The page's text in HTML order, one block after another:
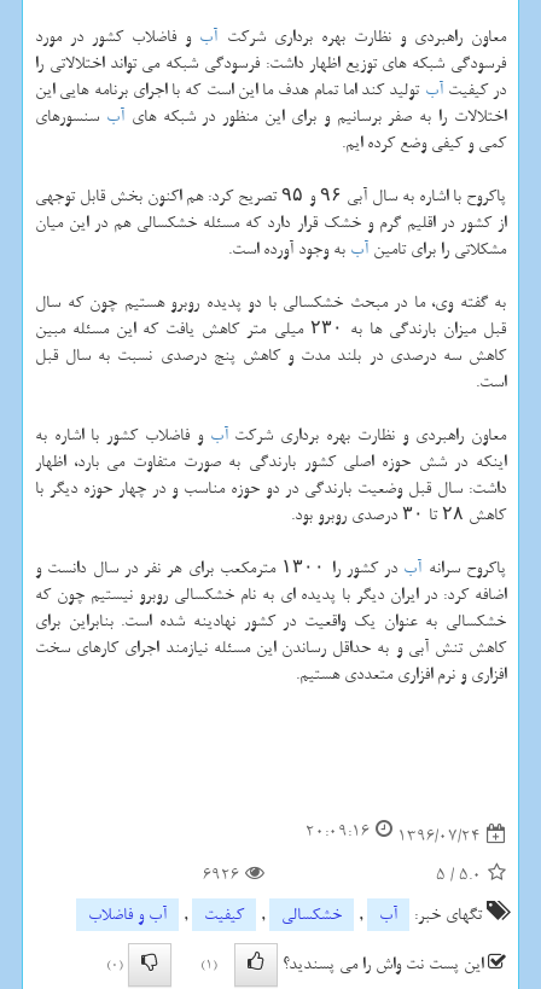
معاون راهبردی و نظارت بهره برداری شركت آب و فاضلاب كشور در مورد
فرسودگی شبكه های توزیع اظهار داشت: فرسودگی شبكه می تواند اختلالاتی را
در كیفیتآب تولید كند اما تمام هدف ما این است كه با اجرای برنامه هایی این
اختلالات را به صفر برسانیم و برای این منظور در شبكه هایآب سنسورهای
كمی و كیفی وضع كرده ایم.
پاكروح با اشاره به سال آبی ۹۶ و ۹۵ تصریح كرد: هم اكنون بخش قابل توجهی
از كشور در اقلیم گرم و خشك قرار دارد كه مسئله خشكسالی هم در این میان
مشكلاتی را برای تامین آب به وجود آورده است.
به گفته وی، ما در مبحث خشكسالی با دو پدیده روبرو هستیم چون كه سال
قبل میزان بارندگی ها به ۲۳۰ میلی متر كاهش یافت كه این مسئله مبین
كاهش سه درصدی در بلند مدت و كاهش پنج درصدی نسبت به سال قبل
است.
معاون راهبردی و نظارت بهره برداری شركتآب و فاضلاب كشور با اشاره به
اینكه در شش حوزه اصلی كشور بارندگی به صورت متفاوت می بارد، اظهار
داشت: سال قبل وضعیت بارندگی در دو حوزه مناسب و در چهار حوزه دیگر با
كاهش ۲۸ تا ۳۰ درصدی روبرو بود.
پاكروح سرانه آب
در كشور را ۱۳۰۰ مترمكعب برای هر نفر در سال دانست و
اضافه كرد: در ایران دیگر با پدیده ای به نام خشكسالی روبرو نیستیم چون كه
خشكسالی به عنوان یك واقعیت در كشور نهادینه شده است. بنابراین برای
كاهش تنش آبی و به حداقل رساندن این مسئله نیازمند اجرای كارهای سخت
افزاری و نرم افزاری متعددی هستیم.
1396/07/24
20:09:16
5.0
/
5
6926
تگهای خبر:
آب , خشكسالی , كیفیت ,
آب و فاضلاب
این پست نت واش را می پسندید؟
(1)
(0)